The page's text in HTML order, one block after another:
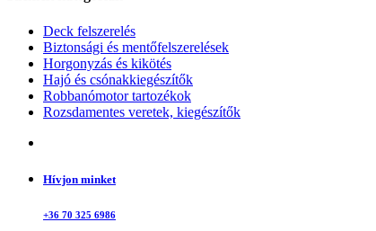
Deck felszerelés
Biztonsági és mentőfelszerelések
Horgonyzás és kikötés
Hajó és csónakkiegészítők
Robbanómotor tartozékok
Rozsdamentes veretek, kiegészítők
Hívjon minket
+36 70 325 6986